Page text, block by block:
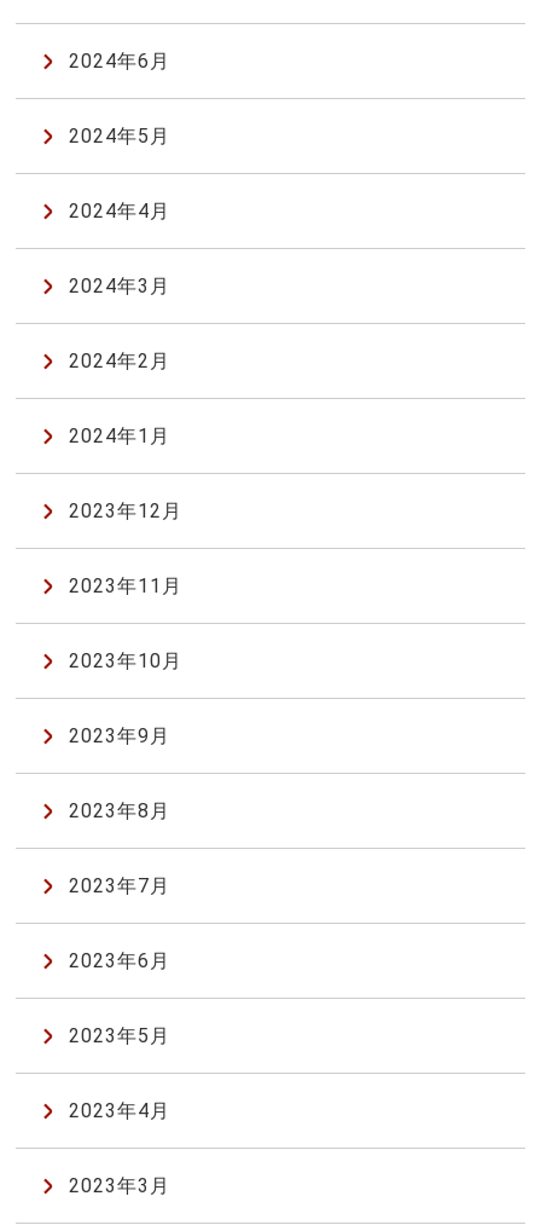
2024年6月
2024年5月
2024年4月
2024年3月
2024年2月
2024年1月
2023年12月
2023年11月
2023年10月
2023年9月
2023年8月
2023年7月
2023年6月
2023年5月
2023年4月
2023年3月